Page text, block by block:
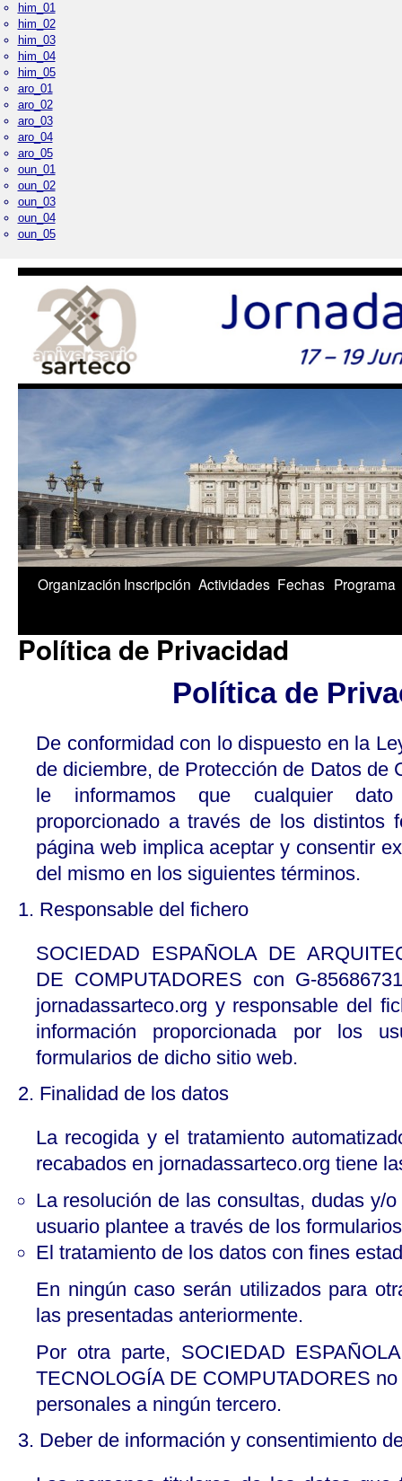
him_01
him_02
him_03
him_04
him_05
aro_01
aro_02
aro_03
aro_04
aro_05
oun_01
oun_02
oun_03
oun_04
oun_05
1/5
Palacio Real
Organización Inscripción Actividades Fechas Programa
Política de Privacidad
Política de
De conformidad con lo dispuesto en la
de diciembre, de Protección de Datos de
le informamos que cualquier
proporcionado a través de los distintos
página web implica aceptar y consentir
del mismo en los siguientes términos.
1. Responsable del fichero
SOCIEDAD ESPAÑOLA DE
DE COMPUTADORES con G-
jornadassarteco.org y responsable del
información proporcionada por los
formularios de dicho sitio web.
2. Finalidad de los datos
La recogida y el tratamiento
recabados en jornadassarteco.org tiene
La resolución de las consultas, dudas y/
usuario plantee a través de los
El tratamiento de los datos con fines
En ningún caso serán utilizados para
las presentadas anteriormente.
Por otra parte, SOCIEDAD
TECNOLOGÍA DE COMPUTADORES
personales a ningún tercero.
3. Deber de información y consentimiento